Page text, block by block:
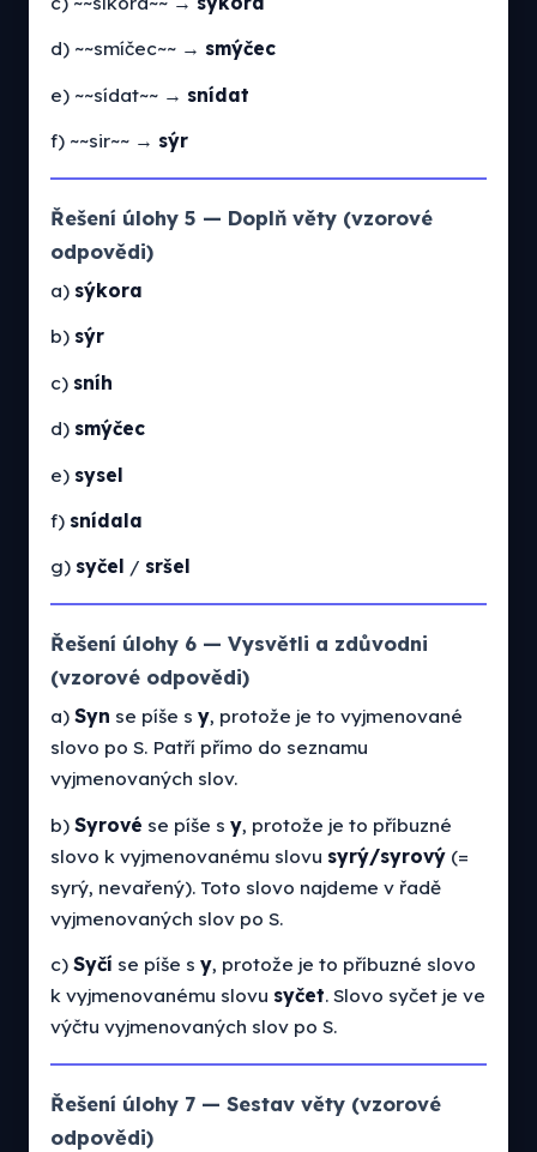
d) ~~smíčec~~ → smýčec
e) ~~sídat~~ → snídat
f) ~~sir~~ → sýr
Řešení úlohy 5 — Doplň věty (vzorové
odpovědi)
a) sýkora
b) sýr
c) sníh
d) smýčec
e) sysel
f) snídala
g) syčel / sršel
Řešení úlohy 6 — Vysvětli a zdůvodni
(vzorové odpovědi)
a) Syn se píše s y, protože je to vyjmenované
slovo po S. Patří přímo do seznamu
vyjmenovaných slov.
b) Syrové se píše s y, protože je to příbuzné
slovo k vyjmenovanému slovu syrý/syrový (=
syrý, nevařený). Toto slovo najdeme v řadě
vyjmenovaných slov po S.
c) Syčí se píše s y, protože je to příbuzné slovo
k vyjmenovanému slovu syčet. Slovo syčet je ve
výčtu vyjmenovaných slov po S.
Řešení úlohy 7 — Sestav věty (vzorové
odpovědi)